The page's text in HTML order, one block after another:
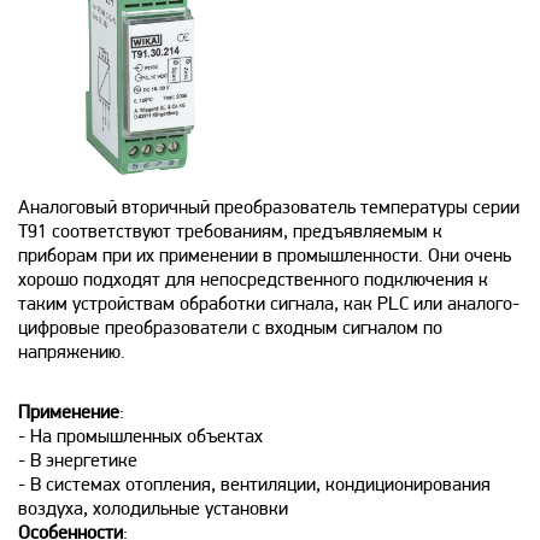
Аналоговый вторичный преобразователь температуры серии
Т91 соответствуют требованиям, предъявляемым к
приборам при их применении в промышленности. Они очень
хорошо подходят для непосредственного подключения к
таким устройствам обработки сигнала, как PLC или аналого-
цифровые преобразователи с входным сигналом по
напряжению.
Применение:
- На промышленных объектах
- В энергетике
- В системах отопления, вентиляции, кондиционирования
воздуха, холодильные установки
Особенности: